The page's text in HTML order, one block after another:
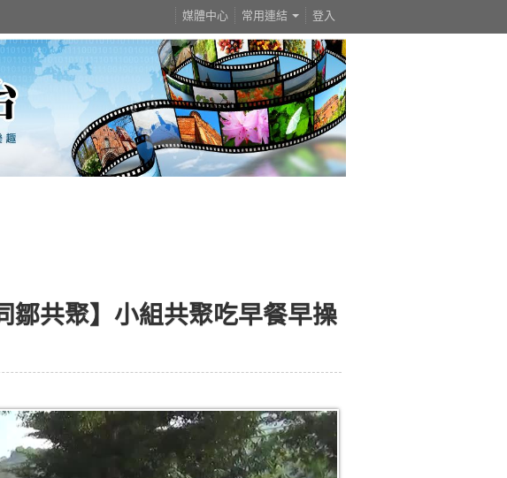
登入
媒體中心 常用連結
鄒共聚】小組共聚吃早餐早操